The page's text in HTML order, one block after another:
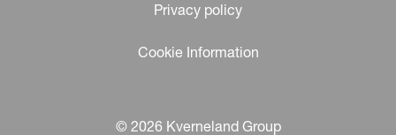
Privacy policy
Cookie Information
© 2026 Kverneland Group